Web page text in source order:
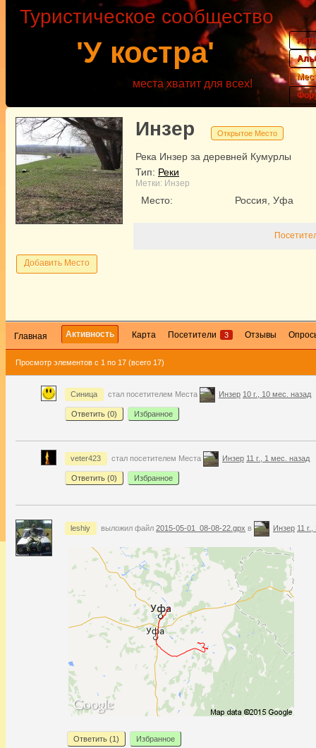
'У костра'
Туристическое сообщество
места хватит для всех!
Инзер Открытое Место
Река Инзер за деревней Кумурлы
Тип: Реки
Метки: Инзер
Место: Россия, Уфа
Добавить Место
Главная Активность Карта Посетители 3 Отзывы
Просмотр элементов с 1 по 17 (всего 17)
Синица стал посетителем Места Инзер 10 г., 10 мес. назад
Ответить (0) Избранное
veter423 стал посетителем Места Инзер 11 г., 1 мес. назад
Ответить (0) Избранное
leshiy выложил файл 2015-05-01_08-08-22.gpx в Инзер 11
Ответить (1) Избранное